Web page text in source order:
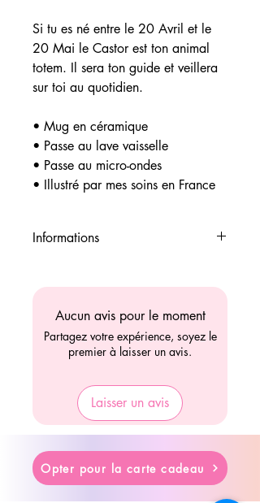
Si tu es né entre le 20 Avril et le
20 Mai le Castor est ton animal
totem. Il sera ton guide et veillera
sur toi au quotidien.
• Mug en céramique
• Passe au lave vaisselle
• Passe au micro-ondes
• Illustré par mes soins en France
Informations
✅ Payement 4 fois avec PayPal
✅ Livraison en lettre suivie ou
colissimo
✅ Retrait "Drive" gratuit sur le
Aucun avis pour le moment
Partagez votre expérience, soyez le
premier à laisser un avis.
Laisser un avis
Opter pour la carte cadeau